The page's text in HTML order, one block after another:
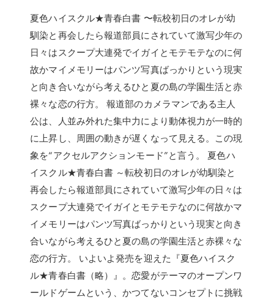
夏色ハイスクル★青春白書 〜転校初日のオレが幼
馴染と再会したら報道部員にされていて激写少年の
日々はスクープ大連発でイガイとモテモテなのに何
故かマイメモリーはパンツ写真ばっかりという現実
と向き合いながら考えるひと夏の島の学園生活と赤
裸々な恋の行方。 報道部のカメラマンである主人
公は、人並み外れた集中力により動体視力が一時的
に上昇し、周囲の動きが遅くなって見える。この現
象を“アクセルアクションモード”と言う。 夏色ハ
イスクル★青春白書 ～転校初日のオレが幼馴染と
再会したら報道部員にされていて激写少年の日々は
スクープ大連発でイガイとモテモテなのに何故かマ
イメモリーはパンツ写真ばっかりという現実と向き
合いながら考えるひと夏の島の学園生活と赤裸々な
恋の行方。 いよいよ発売を迎えた『夏色ハイスク
ル★青春白書（略）』。恋愛がテーマのオープンワ
ールドゲームという、かつてないコンセプトに挑戦